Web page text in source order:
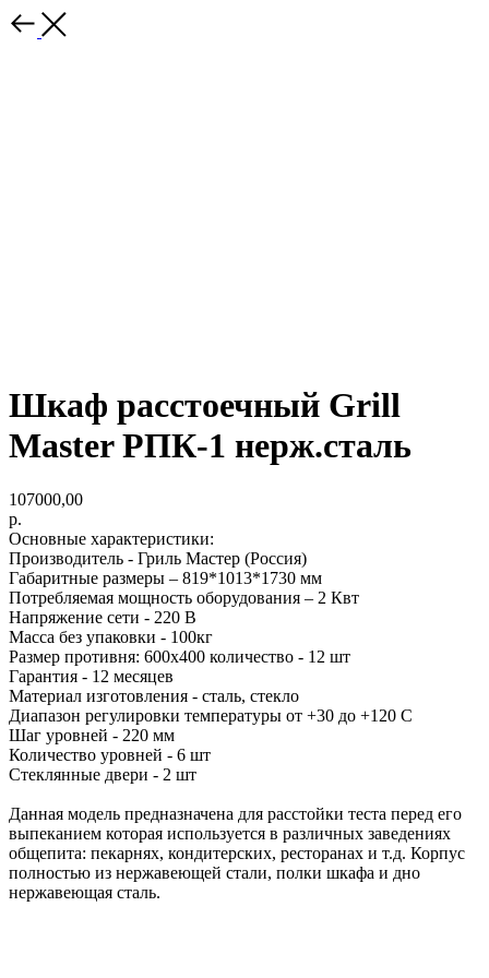
Шкаф расстоечный Grill
Master РПК-1 нерж.сталь
107000,00
р.
Основные характеристики:
Производитель - Гриль Мастер (Россия)
Габаритные размеры – 819*1013*1730 мм
Потребляемая мощность оборудования – 2 Квт
Напряжение сети - 220 В
Масса без упаковки - 100кг
Размер противня: 600х400 количество - 12 шт
Гарантия - 12 месяцев
Материал изготовления - сталь, стекло
Диапазон регулировки температуры от +30 до +120 С
Шаг уровней - 220 мм
Количество уровней - 6 шт
Стеклянные двери - 2 шт
Данная модель предназначена для расстойки теста перед его
выпеканием которая используется в различных заведениях
общепита: пекарнях, кондитерских, ресторанах и т.д. Корпус
полностью из нержавеющей стали, полки шкафа и дно
нержавеющая сталь.